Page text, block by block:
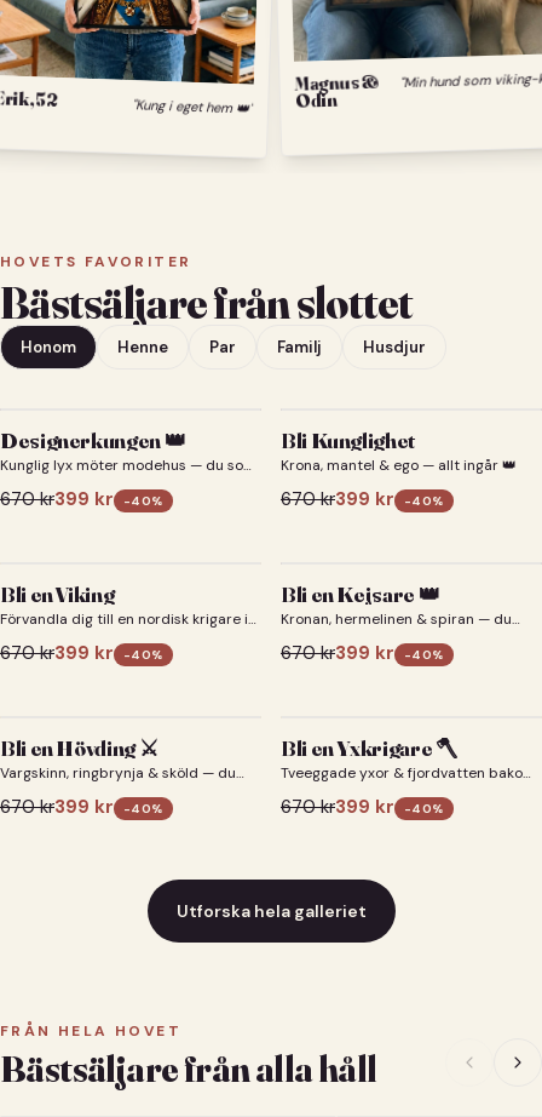
52 "Kung i eget hem 👑"
Magnus &
Odin
Min
HOVETS FAVORITER
Bästsäljare från slottet
Honom Henne Par Familj Husdjur
Designerkungen 👑
Kunglig lyx möter modehus — du som
670kr399 kr -40%
Bli Kunglighet
Krona, mantel & ego — allt ingår 👑
670kr399 kr -40%
Bli en Viking
Förvandla dig till en nordisk krigare i
ett episkt vikingaporträtt.
670kr399 kr -40%
Bli en Kejsare 👑
Kronan, hermelinen & spiran — du
670kr399 kr -40%
Bli en Hövding ⚔️
Vargskinn, ringbrynja & sköld — du
som nordisk krigsherre ⚔️
670kr399 kr -40%
Bli en Yxkrigare 🪓
Tveeggade yxor & fjordvatten bakom
670kr399 kr -40%
Utforska hela galleriet
FRÅN HELA HOVET
Bästsäljare från alla håll